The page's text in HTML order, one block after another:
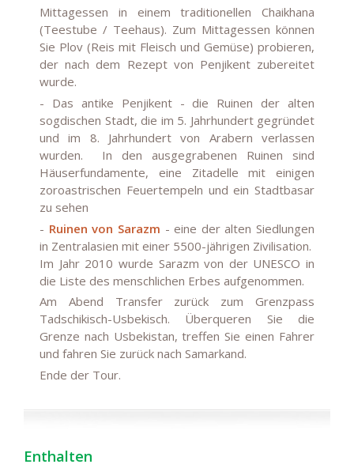
Mittagessen in einem traditionellen Chaikhana
(Teestube / Teehaus). Zum Mittagessen können
Sie Plov (Reis mit Fleisch und Gemüse) probieren,
der nach dem Rezept von Penjikent zubereitet
wurde.
- Das antike Penjikent- die Ruinen der alten
sogdischen Stadt, die im 5. Jahrhundert gegründet
und im 8. Jahrhundert von Arabern verlassen
wurden. In den ausgegrabenen Ruinen sind
Häuserfundamente, eine Zitadelle mit einigen
zoroastrischen Feuertempeln und ein Stadtbasar
zu sehen
- Ruinen von Sarazm - eine der alten Siedlungen
in Zentralasien mit einer 5500-jährigen Zivilisation.
Im Jahr 2010 wurde Sarazm von der UNESCO in
die Liste des menschlichen Erbes aufgenommen.
Am Abend Transfer zurück zum Grenzpass
Tadschikisch-Usbekisch. Überqueren Sie die
Grenze nach Usbekistan, treffen Sie einen Fahrer
und fahren Sie zurück nach Samarkand.
Ende der Tour.
Enthalten